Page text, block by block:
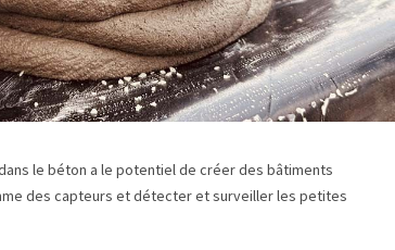
le béton a le potentiel de créer des bâtiments
des capteurs et détecter et surveiller les petites